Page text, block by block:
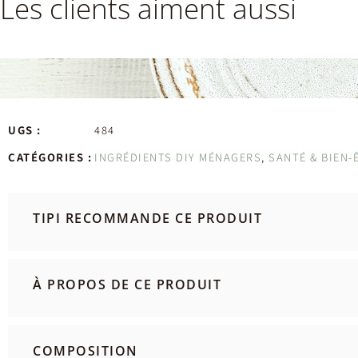
Les clients aiment aussi
UGS :
484
CATÉGORIES : INGRÉDIENTS DIY MÉNAGERS, SANTÉ & BIEN-
TIPI RECOMMANDE CE PRODUIT
À PROPOS DE CE PRODUIT
COMPOSITION